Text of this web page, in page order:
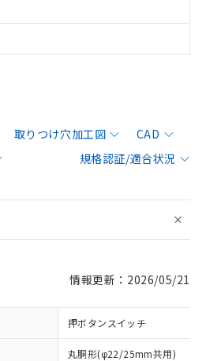
取りつけ穴加工図
CAD
規格認証/適合状況
情報更新：2026/05/21
押ボタンスイッチ
丸胴形(φ22/25mm共用)